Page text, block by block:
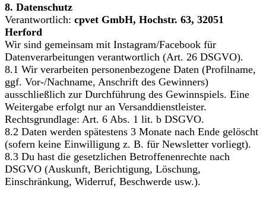
8. Datenschutz
Verantwortlich: cpvet GmbH, Hochstr. 63, 32051
Herford
Wir sind gemeinsam mit Instagram/Facebook für
Datenverarbeitungen verantwortlich (Art. 26 DSGVO).
8.1 Wir verarbeiten personenbezogene Daten (Profilname,
ggf. Vor-/Nachname, Anschrift des Gewinners)
ausschließlich zur Durchführung des Gewinnspiels. Eine
Weitergabe erfolgt nur an Versanddienstleister.
Rechtsgrundlage: Art. 6 Abs. 1 lit. b DSGVO.
8.2 Daten werden spätestens 3 Monate nach Ende gelöscht
(sofern keine Einwilligung z. B. für Newsletter vorliegt).
8.3 Du hast die gesetzlichen Betroffenenrechte nach
DSGVO (Auskunft, Berichtigung, Löschung,
Einschränkung, Widerruf, Beschwerde usw.).